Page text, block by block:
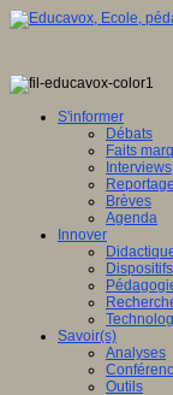
S'informer
Débats
Faits
Interviews
Brèves
Agenda
Innover
Dispositifs
Savoir(s)
Analyses
Outils